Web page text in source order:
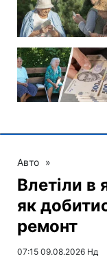
Авто »
Влетіли в
як
ремонт
07:15 09.08.2026 Нд